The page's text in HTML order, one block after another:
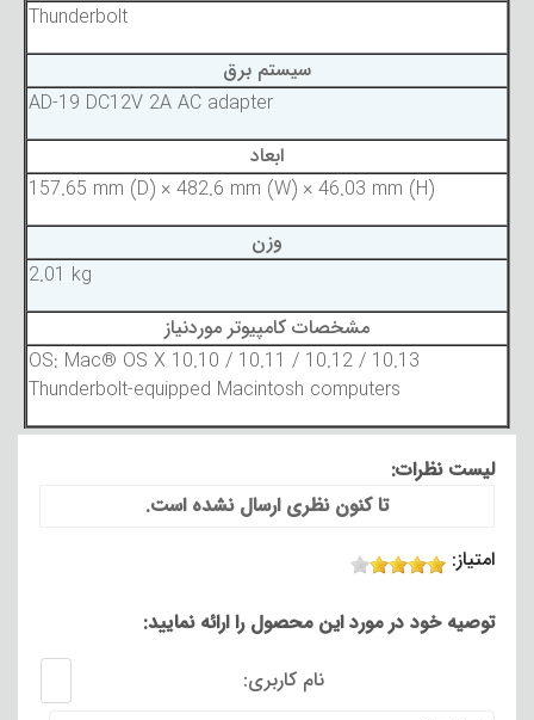
Thunderbolt
سیستم برق
AD-19 DC12V 2A AC adapter
ابعاد
157.65 mm (D) × 482.6 mm (W) × 46.03 mm (H)
وزن
2.01 kg
مشخصات کامپیوتر موردنیاز
OS: Mac® OS X 10.10 / 10.11 / 10.12 / 10.13
Thunderbolt-equipped Macintosh computers
لیست نظرات:
تا کنون نظری ارسال نشده است.
امتیاز:
توصیه خود در مورد این محصول را ارائه نمایید:
نام کاربری: